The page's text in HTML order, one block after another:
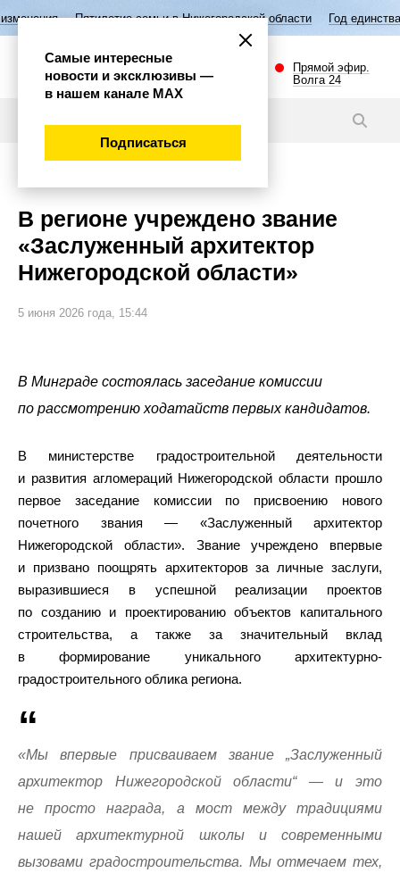
Пятилетие семьи в Нижегородской области Год единства народов
Прямой эфир.
Волга 24
В регионе учреждено звание
«Заслуженный архитектор
Нижегородской области»
5 июня 2026 года, 15:44
В Минграде состоялась заседание комиссии
по рассмотрению ходатайств первых кандидатов.
В министерстве градостроительной деятельности
и развития агломераций Нижегородской области прошло
первое заседание комиссии по присвоению нового
почетного звания — «Заслуженный архитектор
Нижегородской области». Звание учреждено впервые
и призвано поощрять архитекторов за личные заслуги,
выразившиеся в успешной реализации проектов
по созданию и проектированию объектов капитального
строительства, а также за значительный вклад
в формирование уникального архитектурно-
градостроительного облика региона.
«Мы впервые присваиваем звание „Заслуженный
архитектор Нижегородской области“ — и это
не просто награда, а мост между традициями
нашей архитектурной школы и современными
вызовами градостроительства. Мы отмечаем тех,
Самые интересные
новости и эксклюзивы —
в нашем канале МАХ
Подписаться